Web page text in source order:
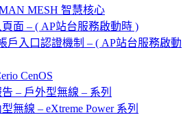
MESH 智慧核心
面 – ( AP站台服務啟動時 )
戶入口認證機制 – ( AP站台服務啟動
CenOS
– 戶外型無線 – 系列
無線 – eXtreme Power 系列